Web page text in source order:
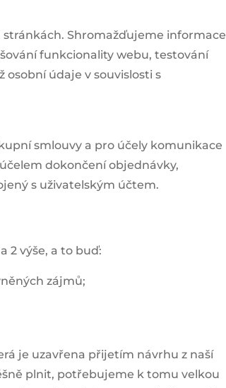
Shromažďujeme informace
funkcionality webu, testování
údaje v souvislosti s
smlouvy a pro účely komunikace
dokončení objednávky,
s uživatelským účtem.
2 výše, a to buď:
zájmů;
je uzavřena přijetím návrhu z naší
plnit, potřebujeme k tomu velkou